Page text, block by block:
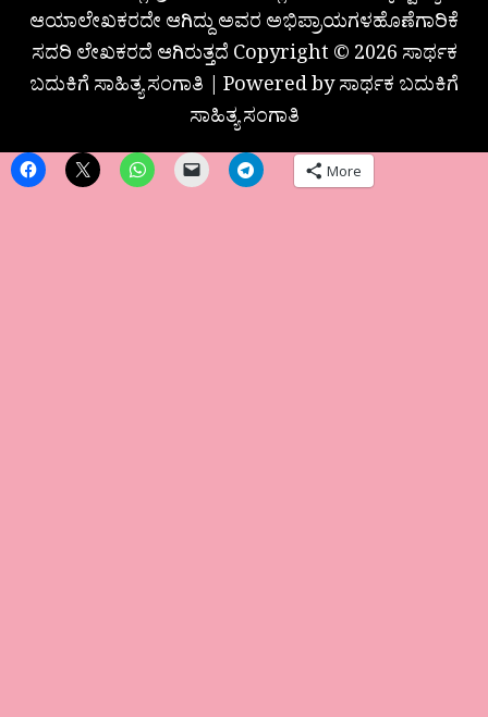
ಆಯಾಲೇಖಕರದೇ ಆಗಿದ್ದು ಅವರ ಅಭಿಪ್ರಾಯಗಳಹೊಣೆಗಾರಿಕೆ
ಸದರಿ ಲೇಖಕರದೆ ಆಗಿರುತ್ತದೆ Copyright © 2026 ಸಾರ್ಥಕ
ಬದುಕಿಗೆ ಸಾಹಿತ್ಯ ಸಂಗಾತಿ | Powered by ಸಾರ್ಥಕ ಬದುಕಿಗೆ
ಸಾಹಿತ್ಯ ಸಂಗಾತಿ
More